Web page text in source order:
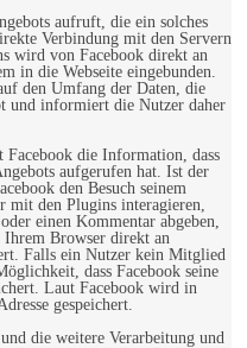
aufruft, die ein solches
Verbindung mit den Servern
wird von Facebook direkt an
in die Webseite eingebunden.
den Umfang der Daten, die
und informiert die Nutzer daher
die Information, dass
aufgerufen hat. Ist der
den Besuch seinem
mit den Plugins interagieren,
einen Kommentar abgeben,
Browser direkt an
Falls ein Nutzer kein Mitglied
dass Facebook seine
Laut Facebook wird in
gespeichert.
die weitere Verarbeitung und